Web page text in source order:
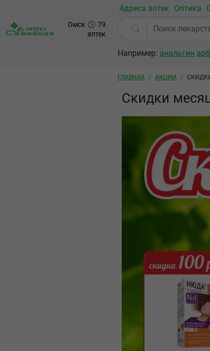
Перейти к основному содержанию
Омск
79
аптек
Адреса аптек Оптика
Например: анальгин
Строка
ГЛАВНАЯ АКЦИИ
Скидки